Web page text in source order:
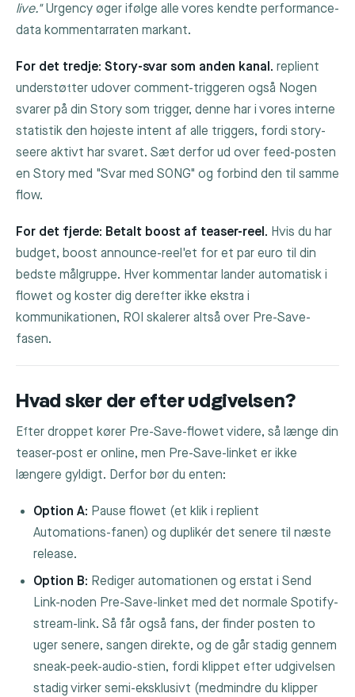
live."Urgency øger ifølge alle vores kendte performance-
data kommentarraten markant.
For det tredje: Story-svar som anden kanal. replient
understøtter udover comment-triggeren også Nogen
svarer på din Story som trigger, denne har i vores interne
statistik den højeste intent af alle triggers, fordi story-
seere aktivt har svaret. Sæt derfor ud over feed-posten
en Story med "Svar med SONG" og forbind den til samme
flow.
For det fjerde: Betalt boost af teaser-reel. Hvis du har
budget, boost announce-reel'et for et par euro til din
bedste målgruppe. Hver kommentar lander automatisk i
flowet og koster dig derefter ikke ekstra i
kommunikationen, ROI skalerer altså over Pre-Save-
fasen.
Hvad sker der efter udgivelsen?
Efter droppet kører Pre-Save-flowet videre, så længe din
teaser-post er online, men Pre-Save-linket er ikke
længere gyldigt. Derfor bør du enten:
Option A: Pause flowet (et klik i replient
Automations-fanen) og duplikér det senere til næste
release.
Option B: Rediger automationen og erstat iSend
Link-noden Pre-Save-linket med det normale Spotify-
stream-link. Så får også fans, der finder posten to
uger senere, sangen direkte, og de går stadig gennem
sneak-peek-audio-stien, fordi klippet efter udgivelsen
stadig virker semi-eksklusivt (medmindre du klipper